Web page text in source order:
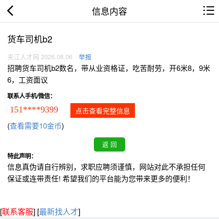
信息内容
货车司机b2
夹江人才网 2026.08.06 举报
招聘货车司机b2数名，带从业资格证，吃苦耐劳，开6米8，9米
6，工资面议
联系人手机/微信：
151****9399 点击查看完整信息
(查看需要10金币)
特此声明：
信息真伪请自行辨别，求职应聘须谨慎，网站对此不承担任何
保证或连带责任! 希望我们的平台能为您带来更多的便利！
[联系客服] [最新找人才]